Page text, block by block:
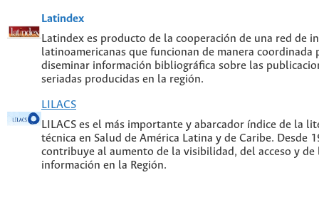
Latindex
Latindex es producto de la cooperación de una red de
latinoamericanas que funcionan de manera coordinada
diseminar información bibliográfica sobre las
seriadas producidas en la región.
LILACS
LILACS es el más importante y abarcador índice de la
técnica en Salud de América Latina y de Caribe. Desde
contribuye al aumento de la visibilidad, del acceso y de
información en la Región.